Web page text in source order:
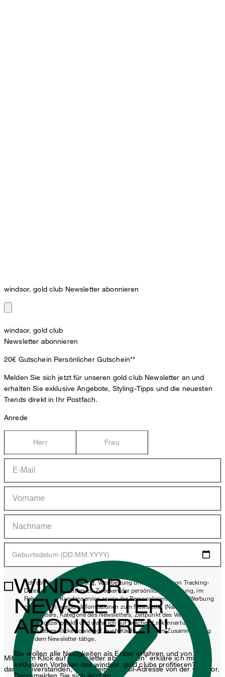
windsor. gold club Newsletter abonnieren
windsor. gold club
Newsletter abonnieren
20€ Gutschein Persönlicher Gutschein**
Melden Sie sich jetzt für unseren gold club Newsletter an und
erhalten Sie exklusive Angebote, Styling-Tipps und die neuesten
Trends direkt in Ihr Postfach.
Anrede
Herr Frau
Geburtsdatum (DD.MM.YYYY)
*Ich stimme der Erhebung, Verarbeitung und Nutzung von Tracking-
Daten des Newsletters zu Zwecken der persönlichen Beratung, im
Rahmen des Kundenservice sowie der Personalisierung von Werbung
zu. Erhoben werden Informationen zum Newsletter (Name des
Newsletters, Kategorie des Newsletters, Zeitpunkt des Versands,
Öffnungszeitpunkt) und wann ich auf welchen Link innerhalb des
Newsletters klicke sowie ggf. auch Käufe, die ich im Zusammenhang
mit dem Newsletter tätige.
Mit einem Klick auf „Newsletter abonnieren" erkläre ich mich
damit einverstanden, dass meine E-Mail-Adresse von der windsor.
WINDSOR.
NEWSLETTER
ABONNIEREN!
Sie wollen alle Neuigkeiten als Erster erfahren und von
exklusiven Vorteilen des windsor. gold clubs profitieren?